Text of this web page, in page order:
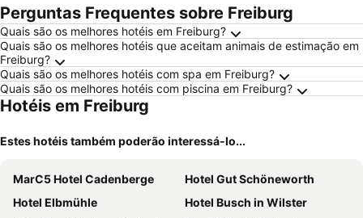
mento
Perguntas Frequentes sobre Freiburg
Quais são os melhores hotéis em Freiburg?
Quais são os melhores hotéis que aceitam animais de estimação em
Freiburg?
Quais são os melhores hotéis com spa em Freiburg?
Quais são os melhores hotéis com piscina em Freiburg?
Hotéis em Freiburg
Estes hotéis também poderão interessá-lo...
MarC5 Hotel Cadenberge
Hotel Gut Schöneworth
Hotel Elbmühle
Hotel Busch in Wilster